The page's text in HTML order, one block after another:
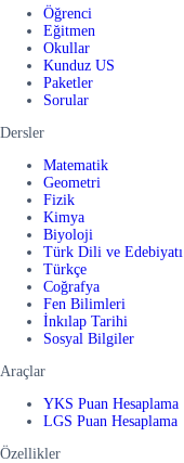
Öğrenci
Eğitmen
Okullar
Kunduz US
Paketler
Sorular
Dersler
Matematik
Geometri
Fizik
Kimya
Biyoloji
Türk Dili ve Edebiyatı
Türkçe
Coğrafya
Fen Bilimleri
İnkılap Tarihi
Sosyal Bilgiler
Araçlar
YKS Puan Hesaplama
LGS Puan Hesaplama
Özellikler